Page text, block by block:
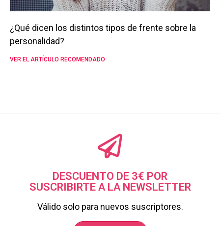
¿Qué dicen los distintos tipos de frente sobre la
personalidad?
VER EL ARTÍCULO RECOMENDADO
DESCUENTO DE 3€ POR
SUSCRIBIRTE A LA NEWSLETTER
Válido solo para nuevos suscriptores.